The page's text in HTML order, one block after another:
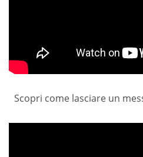
Scopri come lasciare un